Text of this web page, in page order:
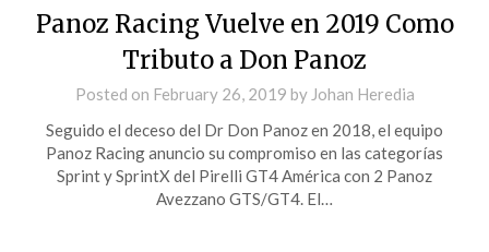
Panoz Racing Vuelve en 2019 Como
Tributo a Don Panoz
Posted on February 26, 2019 by Johan Heredia
Seguido el deceso del Dr Don Panoz en 2018, el equipo
Panoz Racing anuncio su compromiso en las categorías
Sprint y SprintX del Pirelli GT4 América con 2 Panoz
Avezzano GTS/GT4. El…